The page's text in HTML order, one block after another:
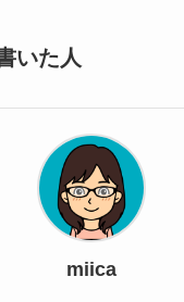
いた人
miica